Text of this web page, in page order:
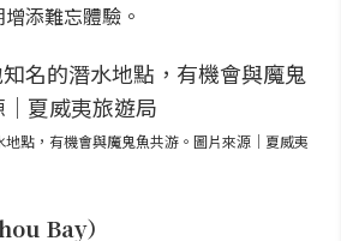
添難忘體驗。
點，有機會與魔鬼魚共游。圖片來源｜夏威夷
Bay）